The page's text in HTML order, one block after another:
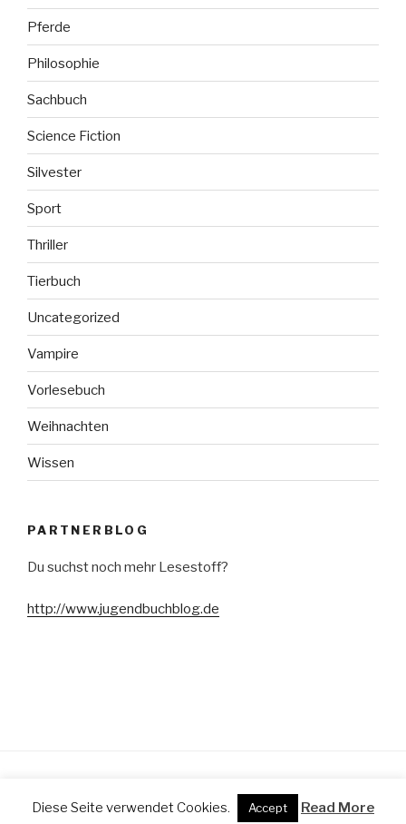
Pferde
Philosophie
Sachbuch
Science Fiction
Silvester
Sport
Thriller
Tierbuch
Uncategorized
Vampire
Vorlesebuch
Weihnachten
Wissen
PARTNERBLOG
Du suchst noch mehr Lesestoff?
http://www.jugendbuchblog.de
Diese Seite verwendet Cookies. Accept Read More